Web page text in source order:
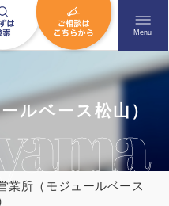
メニュ
Menu
はこちら
9663
ルベース松山）
業所（モジュールベース